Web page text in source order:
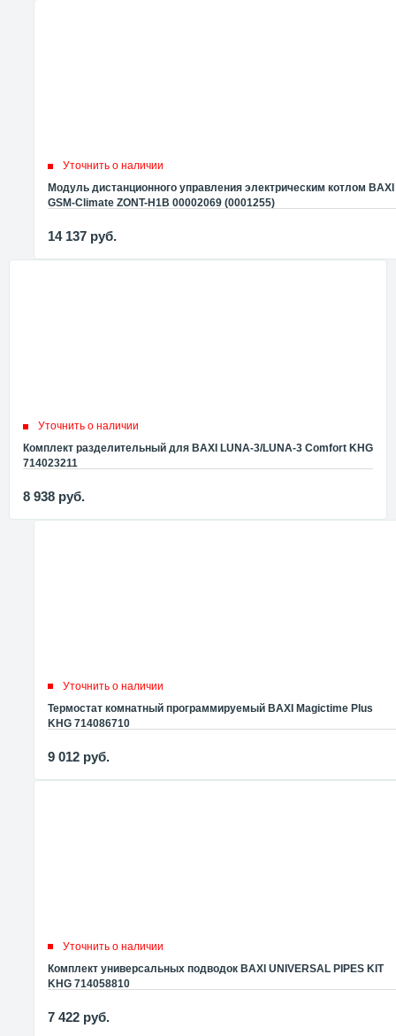
Уточнить о наличии
Модуль дистанционного управления электрическим котлом BAXI
GSM-Climate ZONT-H1B 00002069 (0001255)
14 137 руб.
Уточнить о наличии
Комплект разделительный для BAXI LUNA-3/LUNA-3 Comfort KHG
714023211
8 938 руб.
Уточнить о наличии
Термостат комнатный программируемый BAXI Magictime Plus
KHG 714086710
9 012 руб.
Уточнить о наличии
Комплект универсальных подводок BAXI UNIVERSAL PIPES KIT
KHG 714058810
7 422 руб.